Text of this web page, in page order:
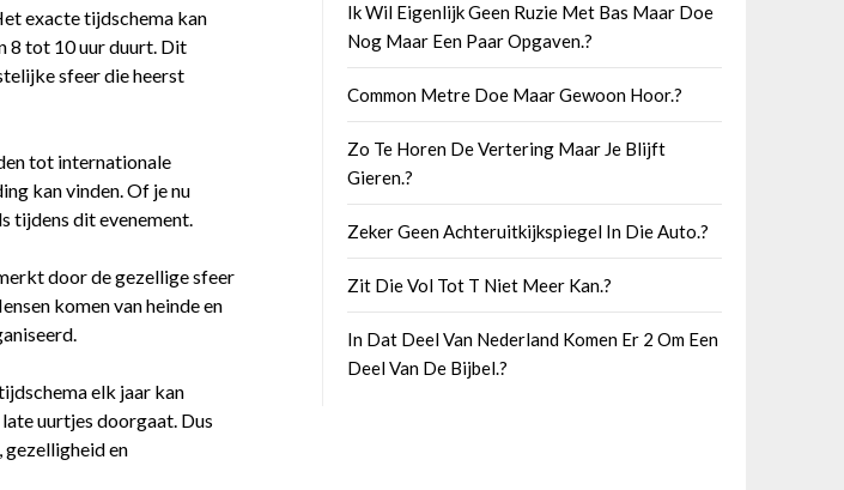
exacte tijdschema kan
8 tot 10 uur duurt. Dit
sfeer die heerst
tot internationale
kan vinden. Of je nu
tijdens dit evenement.
door de gezellige sfeer
komen van heinde en
elk jaar kan
uurtjes doorgaat. Dus
gezelligheid en
Ik Wil Eigenlijk Geen Ruzie Met Bas Maar Doe
Nog Maar Een Paar Opgaven.?
Common Metre Doe Maar Gewoon Hoor.?
Zo Te Horen De Vertering Maar Je Blijft
Gieren.?
Zeker Geen Achteruitkijkspiegel In Die Auto.?
Zit Die Vol Tot T Niet Meer Kan.?
In Dat Deel Van Nederland Komen Er 2 Om Een
Deel Van De Bijbel.?